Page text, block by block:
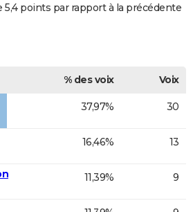
5,4 points par rapport à la précédente
% des voix
Voix
37,97% 30
16,46% 13
11,39% 9